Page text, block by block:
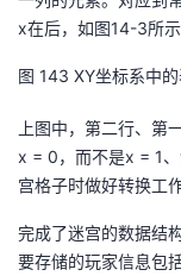
x在后，如图14-3所示
图 143 XY坐标系中
上图中，第二行、第
x = 0，而不是x = 1、
宫格子时做好转换工作
完成了迷宫的数据结
要存储的玩家信息包